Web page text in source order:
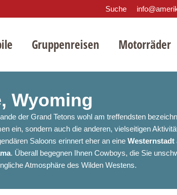
Suche
Gruppenreisen Motorräder
Wyoming
der Grand Tetons wohl am treffendsten
ein, sondern auch die anderen, vielseitigen
Saloons erinnert eher an eine Westernstadt
. Überall begegnen Ihnen Cowboys, die Sie
Atmosphäre des Wilden Westens.